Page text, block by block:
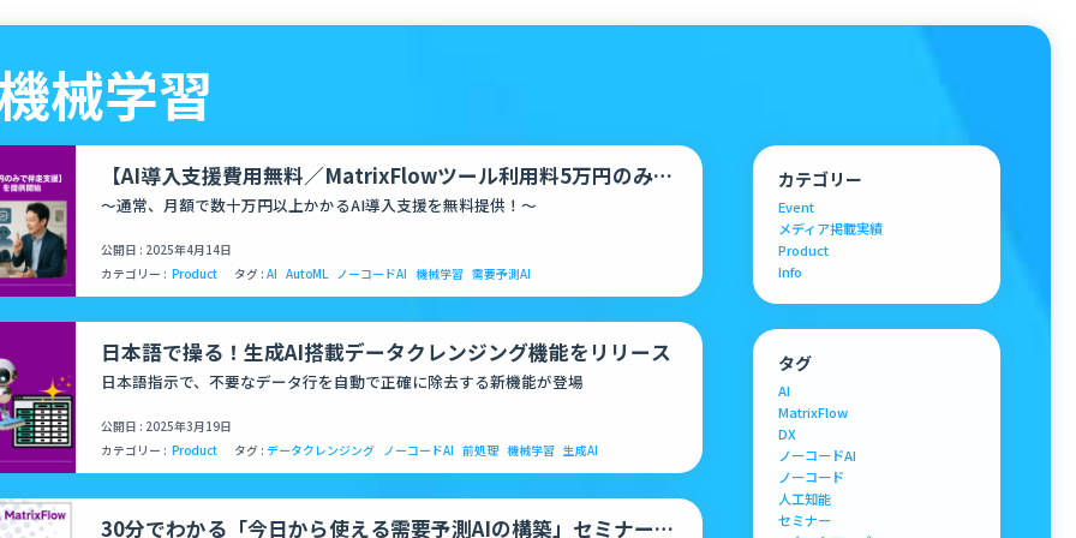
械学習
【AI導入支援費用無料／MatrixFlowツール利用料5万円のみで
伴走支援】中小企業のための“AI導入促進10社限定プ…
～通常、月額で数十万円以上かかるAI導入支援を無料提供！～
公開日 : 2025年4月14日
カテゴリー : Product タグ :AI AutoML ノーコードAI 機械学習 需要予測AI
日本語で操る！生成AI搭載データクレンジング機能をリリース
日本語指示で、不要なデータ行を自動で正確に除去する新機能が登場
公開日 : 2025年3月19日
カテゴリー : Product タグ :データクレンジング ノーコードAI 前処理 機械学習 生成AI
30分でわかる「今日から使える需要予測AIの構築」セミナー開
カテゴリー
Event
メディア掲載実績
Product
Info
タグ
AI
MatrixFlow
DX
ノーコードAI
ノーコード
人工知能
セミナー